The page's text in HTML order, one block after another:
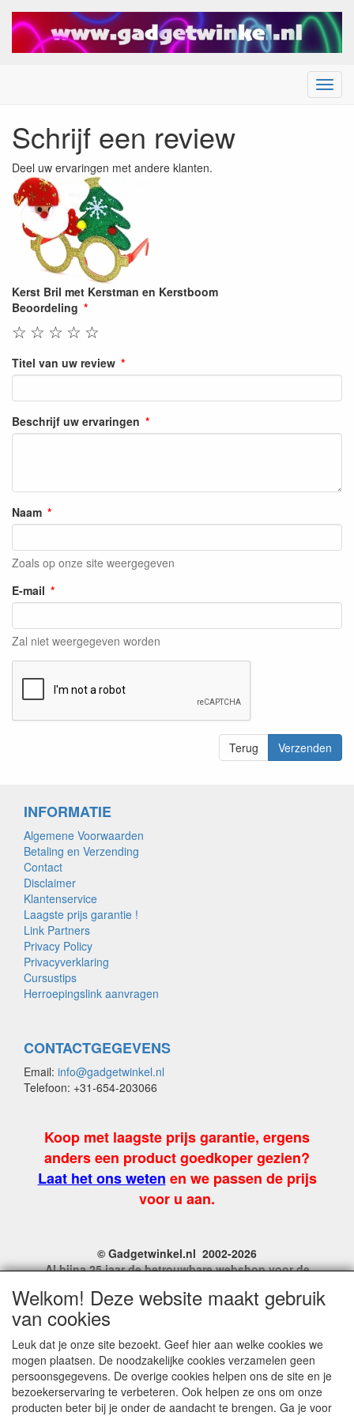
Menu
Schrijf een review
Deel uw ervaringen met andere klanten.
Kerst Bril met Kerstman en Kerstboom
Beoordeling
☆
☆
☆
☆
☆
Titel van uw review
Beschrijf uw ervaringen
Naam
Zoals op onze site weergegeven
E-mail
Zal niet weergegeven worden
Terug Verzenden
INFORMATIE
Algemene Voorwaarden
Betaling en Verzending
Contact
Disclaimer
Klantenservice
Laagste prijs garantie !
Link Partners
Privacy Policy
Privacyverklaring
Cursustips
Herroepingslink aanvragen
CONTACTGEGEVENS
Email: info@gadgetwinkel.nl
Telefoon: +31-654-203066
Koop met laagste prijs garantie, ergens
anders een product goedkoper gezien?
Laat het ons weten en we passen de prijs
voor u aan.
© Gadgetwinkel.nl 2002-2026
Al bijna 25 jaar de betrouwbare webshop voor de
Site Name, Ownership and Design Copyright by
another website, or otherwise copied or reproduced without
our explicit written permission.
For more information on this site please contact:
webmaster@gadgetwinkel.nl
KvK No. 14060358
Welkom! Deze website maakt gebruik
van cookies
Leuk dat je onze site bezoekt. Geef hier aan welke cookies we
mogen plaatsen. De noodzakelijke cookies verzamelen geen
persoonsgegevens. De overige cookies helpen ons de site en je
bezoekerservaring te verbeteren. Ook helpen ze ons om onze
producten beter bij je onder de aandacht te brengen. Ga je voor